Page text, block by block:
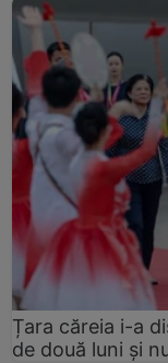
Țara căreia i-a
de două luni și